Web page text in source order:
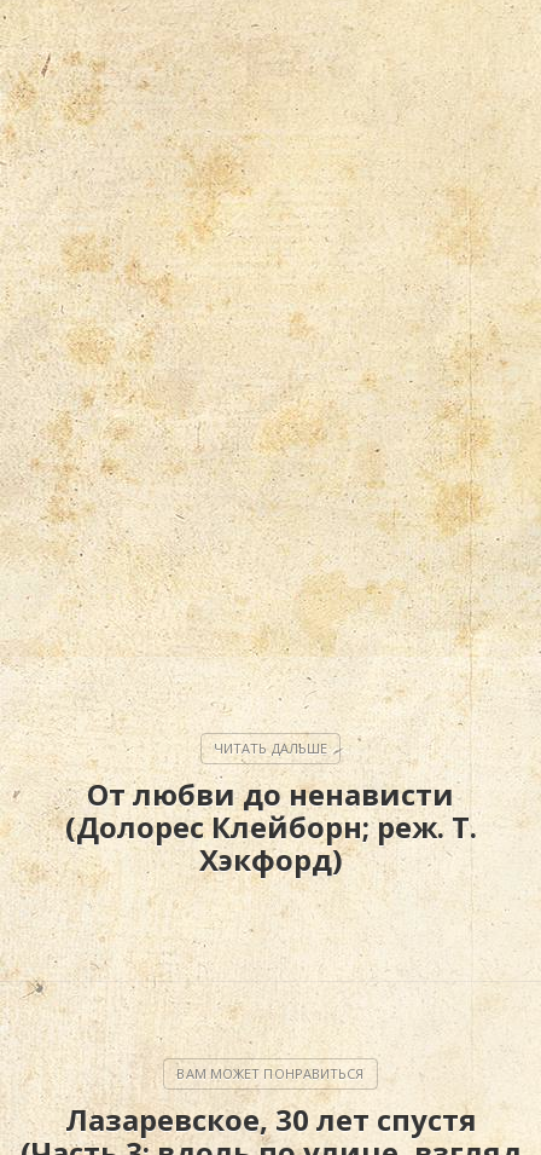
От любви до ненависти
(Долорес Клейборн; реж. Т.
Хэкфорд)
Лазаревское, 30 лет спустя